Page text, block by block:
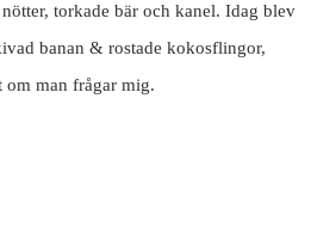
torkade bär och kanel. Idag blev
banan & rostade kokosflingor,
om man frågar mig.